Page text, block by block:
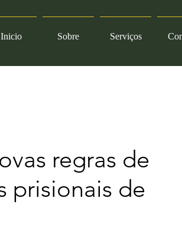
Inicio Sobre Serviços
regras de
prisionais de